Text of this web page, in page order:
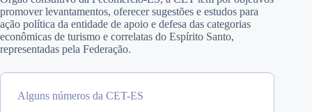
promover levantamentos, oferecer sugestões e estudos para
ação política da entidade de apoio e defesa das categorias
econômicas de turismo e correlatas do Espírito Santo,
representadas pela Federação.
Alguns números da CET-ES